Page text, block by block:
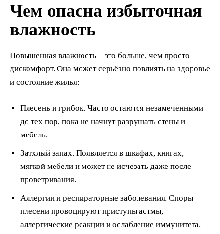
Чем опасна избыточная
влажность
Повышенная влажность – это больше, чем просто
дискомфорт. Она может серьёзно повлиять на здоровье
и состояние жилья:
Плесень и грибок. Часто остаются незамеченными
до тех пор, пока не начнут разрушать стены и
мебель.
Затхлый запах. Появляется в шкафах, книгах,
мягкой мебели и может не исчезать даже после
проветривания.
Аллергии и респираторные заболевания. Споры
плесени провоцируют приступы астмы,
аллергические реакции и ослабление иммунитета.